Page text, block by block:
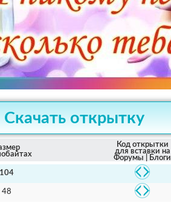
Скачать открытку
Код открытки
для вставки на
Форумы | Блоги
104
48